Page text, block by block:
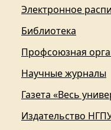
Электронное
Библиотека
Профсоюзная
Научные журналы
Газета «Весь
Издательство